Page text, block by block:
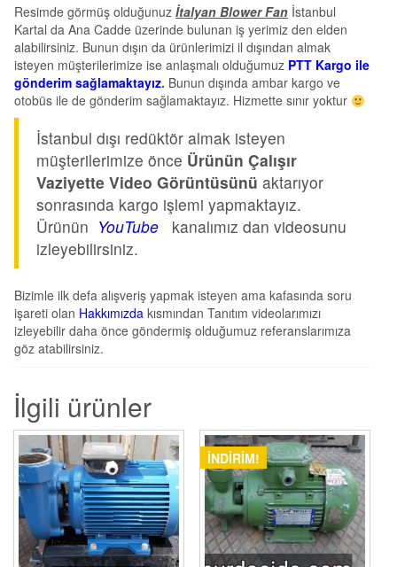
Resimde görmüş olduğunuz İtalyan Blower Fan İstanbul
Kartal da Ana Cadde üzerinde bulunan iş yerimiz den elden
alabilirsiniz. Bunun dışın da ürünlerimizi il dışından almak
isteyen müşterilerimize ise anlaşmalı olduğumuz PTT Kargo ile
gönderim sağlamaktayız. Bunun dışında ambar kargo ve
otobüs ile de gönderim sağlamaktayız. Hizmette sınır yoktur
İstanbul dışı redüktör almak isteyen
müşterilerimize önce Ürünün Çalışır
Vaziyette Video Görüntüsünü aktarıyor
sonrasında kargo işlemi yapmaktayız.
Ürünün YouTube
kanalımız dan videosunu
izleyebilirsiniz.
Bizimle ilk defa alışveriş yapmak isteyen ama kafasında soru
işareti olan Hakkımızda kısmından Tanıtım videolarımızı
izleyebilir daha önce göndermiş olduğumuz referanslarımıza
göz atabilirsiniz.
İlgili ürünler
İNDIRIM!